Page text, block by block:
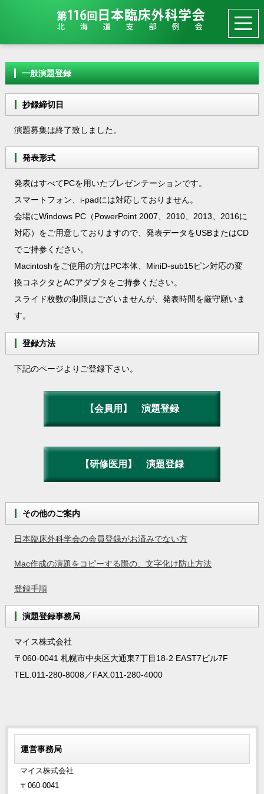
一般演題登録
抄録締切日
演題募集は終了致しました。
発表形式
発表はすべてPCを用いたプレゼンテーションです。
スマートフォン、i-padには対応しておりません。
会場にWindows PC（PowerPoint 2007、2010、2013、2016に
対応）をご用意しておりますので、発表データをUSBまたはCD
でご持参ください。
Macintoshをご使用の方はPC本体、MiniD-sub15ピン対応の変
換コネクタとACアダプタをご持参ください。
スライド枚数の制限はございませんが、発表時間を厳守願いま
す。
登録方法
下記のページよりご登録下さい。
【会員用】 演題登録
【研修医用】 演題登録
その他のご案内
日本臨床外科学会の会員登録がお済みでない方
Mac作成の演題をコピーする際の、文字化け防止方法
登録手順
演題登録事務局
マイス株式会社
〒060-0041 札幌市中央区大通東7丁目18-2 EAST7ビル7F
TEL.011-280-8008／FAX.011-280-4000
運営事務局
マイス株式会社
〒060-0041